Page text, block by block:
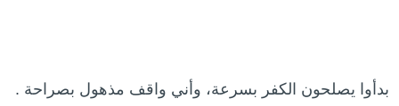
بدأوا يصلحون الكفر بسرعة، وأني واقف مذهول بصراحة .